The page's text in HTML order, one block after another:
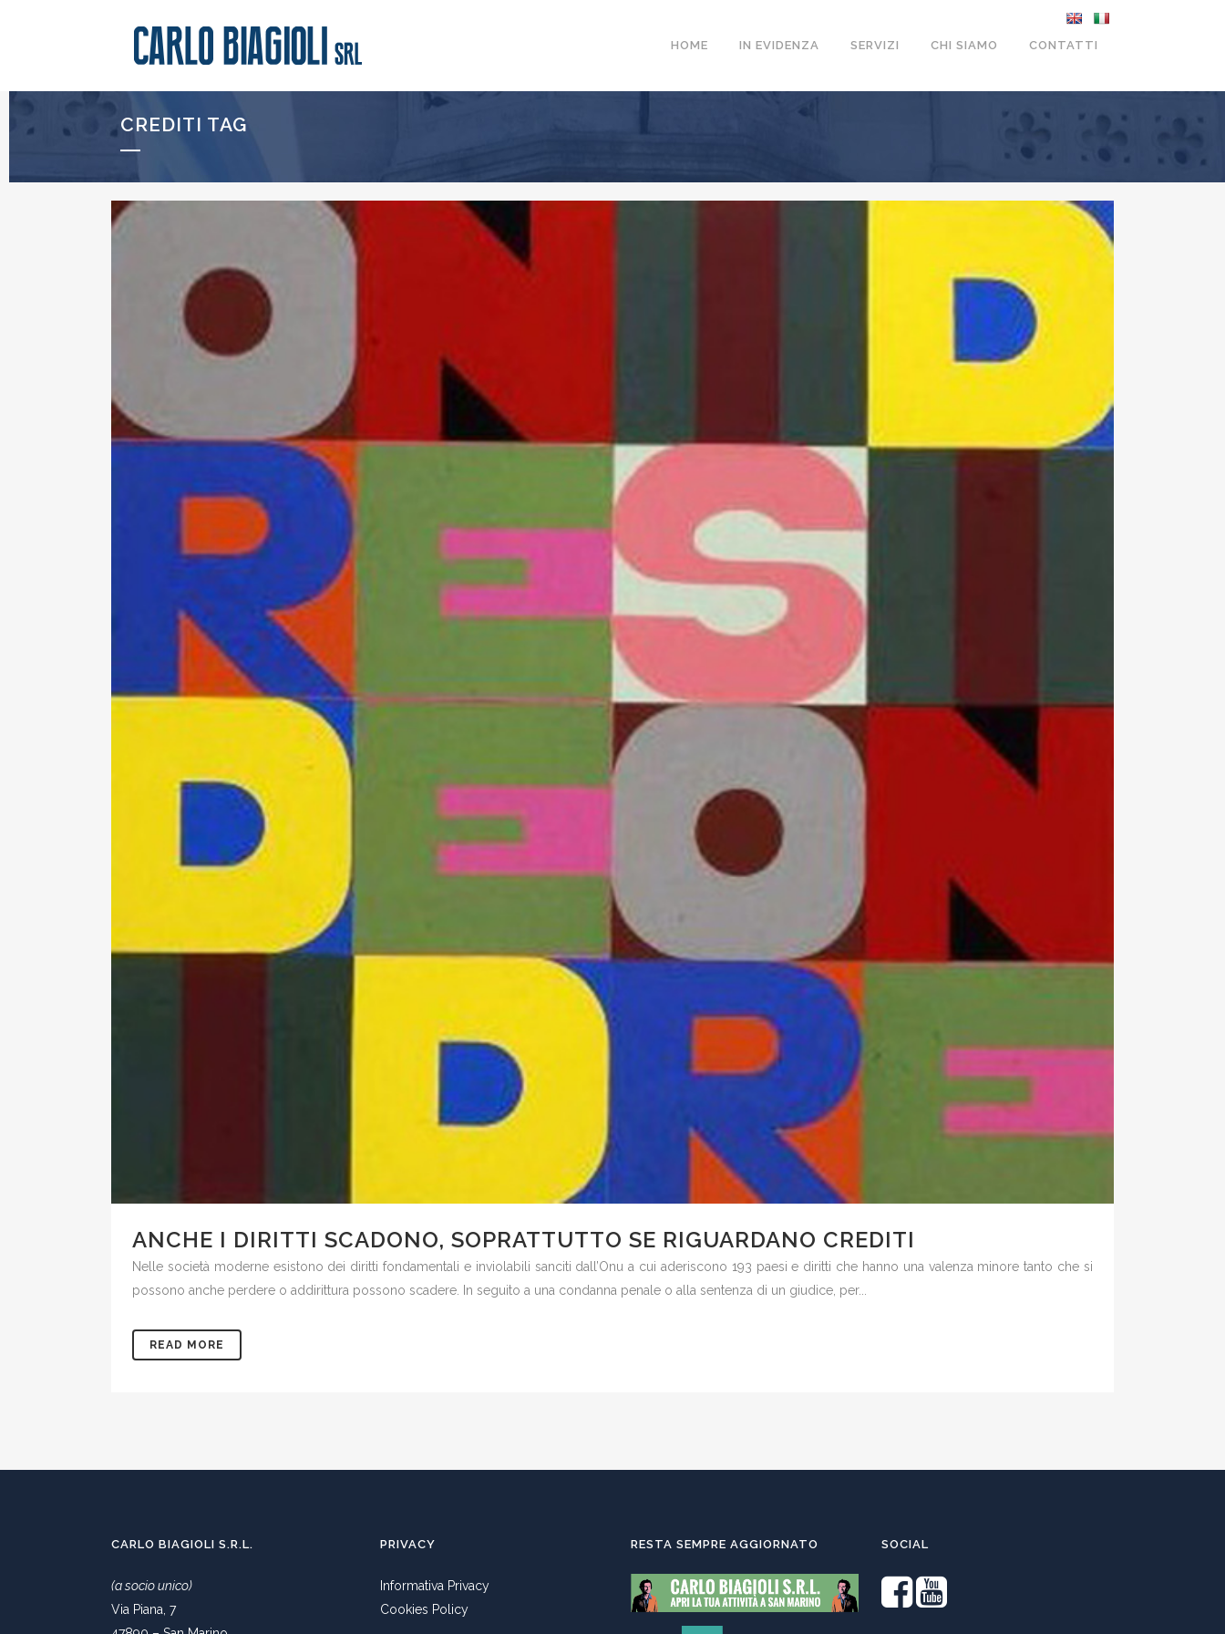
HOME IN EVIDENZA SERVIZI CHI SIAMO CONTATTI
CREDITI TAG
ANCHE I DIRITTI SCADONO, SOPRATTUTTO SE RIGUARDANO CREDITI
Nelle società moderne esistono dei diritti fondamentali e inviolabili sanciti dall’Onu a cui aderiscono 193 paesi e diritti che hanno una valenza minore tanto che si
possono anche perdere o addirittura possono scadere. In seguito a una condanna penale o alla sentenza di un giudice, per...
READ MORE
CARLO BIAGIOLI S.R.L.
(a socio unico)
Via Piana, 7
PRIVACY
Informativa Privacy
Cookies Policy
RESTA SEMPRE AGGIORNATO SOCIAL